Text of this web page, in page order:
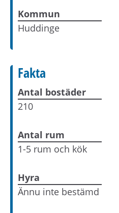
Kommun
Huddinge
Fakta
Antal bostäder
210
Antal rum
1-5 rum och kök
Hyra
Ännu inte bestämd